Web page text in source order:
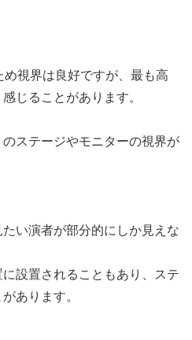
視界は良好ですが、最も高
じることがあります。
ステージやモニターの視界が
い演者が部分的にしか見えな
設置されることもあり、ステ
あります。